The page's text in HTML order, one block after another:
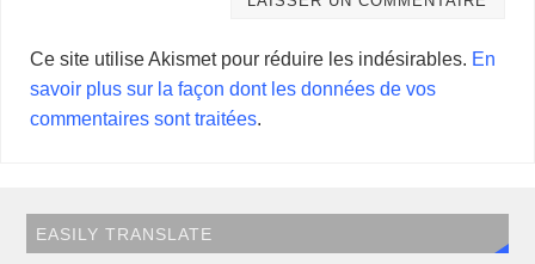
Ce site utilise Akismet pour réduire les indésirables. En
savoir plus sur la façon dont les données de vos
commentaires sont traitées.
EASILY TRANSLATE